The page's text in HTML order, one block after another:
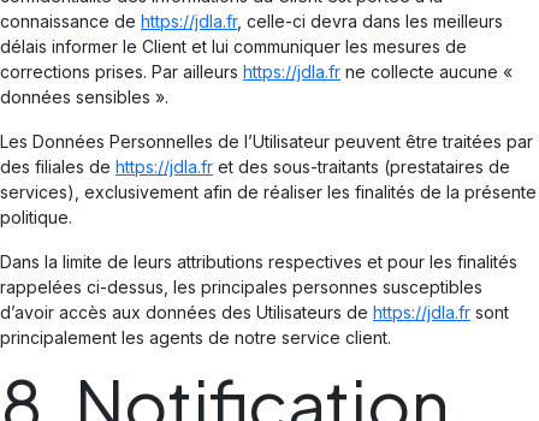
connaissance de https://jdla.fr, celle-ci devra dans les meilleurs
délais informer le Client et lui communiquer les mesures de
corrections prises. Par ailleurs https://jdla.fr ne collecte aucune «
données sensibles ».
Les Données Personnelles de l’Utilisateur peuvent être traitées par
des filiales de https://jdla.fr et des sous-traitants (prestataires de
services), exclusivement afin de réaliser les finalités de la présente
politique.
Dans la limite de leurs attributions respectives et pour les finalités
rappelées ci-dessus, les principales personnes susceptibles
d’avoir accès aux données des Utilisateurs de https://jdla.fr sont
principalement les agents de notre service client.
8. Notification